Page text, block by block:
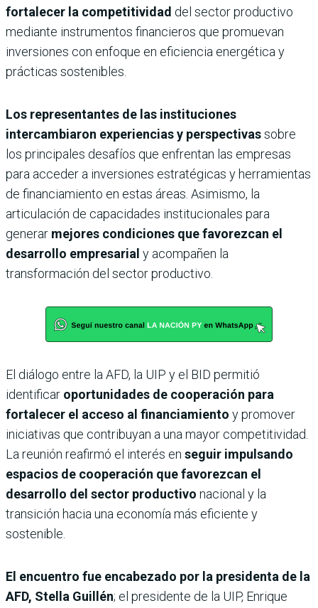
fortalecer la competitividad del sector productivo
mediante instrumentos financieros que promuevan
inversiones con enfoque en eficiencia energética y
prácticas sostenibles.
Los representantes de las instituciones
intercambiaron experiencias y perspectivassobre
los principales desafíos que enfrentan las empresas
para acceder a inversiones estratégicas y herramientas
de financiamiento en estas áreas. Asimismo, la
articulación de capacidades institucionales para
generar mejores condiciones que favorezcan el
desarrollo empresarial y acompañen la
transformación del sector productivo.
El diálogo entre la AFD, la UIP y el BID permitió
identificar oportunidades de cooperación para
fortalecer el acceso al financiamiento y promover
iniciativas que contribuyan a una mayor competitividad.
La reunión reafirmó el interés en seguir impulsando
espacios de cooperación que favorezcan el
desarrollo del sector productivo nacional y la
transición hacia una economía más eficiente y
sostenible.
El encuentro fue encabezado por la presidenta de la
AFD, Stella Guillén; el presidente de la UIP, Enrique